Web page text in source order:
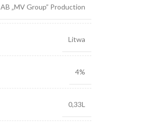
AB „MV Group” Production
Litwa
4%
0,33L